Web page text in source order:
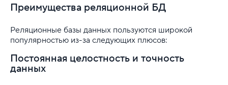
Преимущества реляционной БД
Реляционные базы данных пользуются широкой
популярностью из-за следующих плюсов:
Постоянная целостность и точность
данных